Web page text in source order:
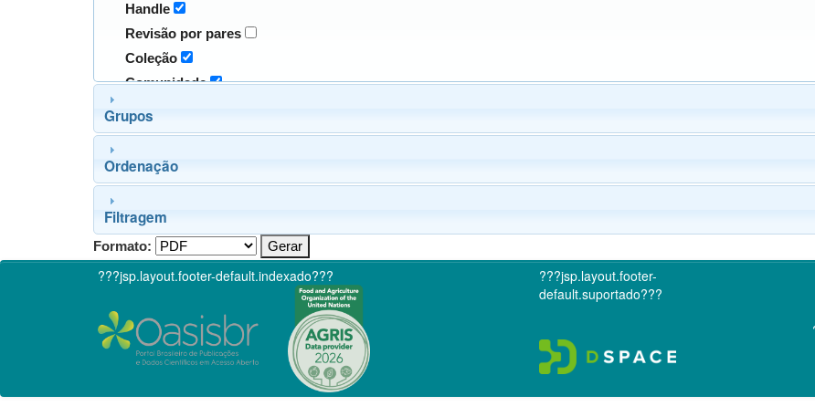
Handle
Revisão por pares
Coleção
Comunidade
Grupos
Ordenação
Filtragem
Formato:
???jsp.layout.footer-default.indexado???
???jsp.layout.footer-
default.suportado???